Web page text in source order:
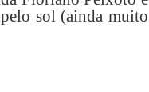
sol (ainda muito